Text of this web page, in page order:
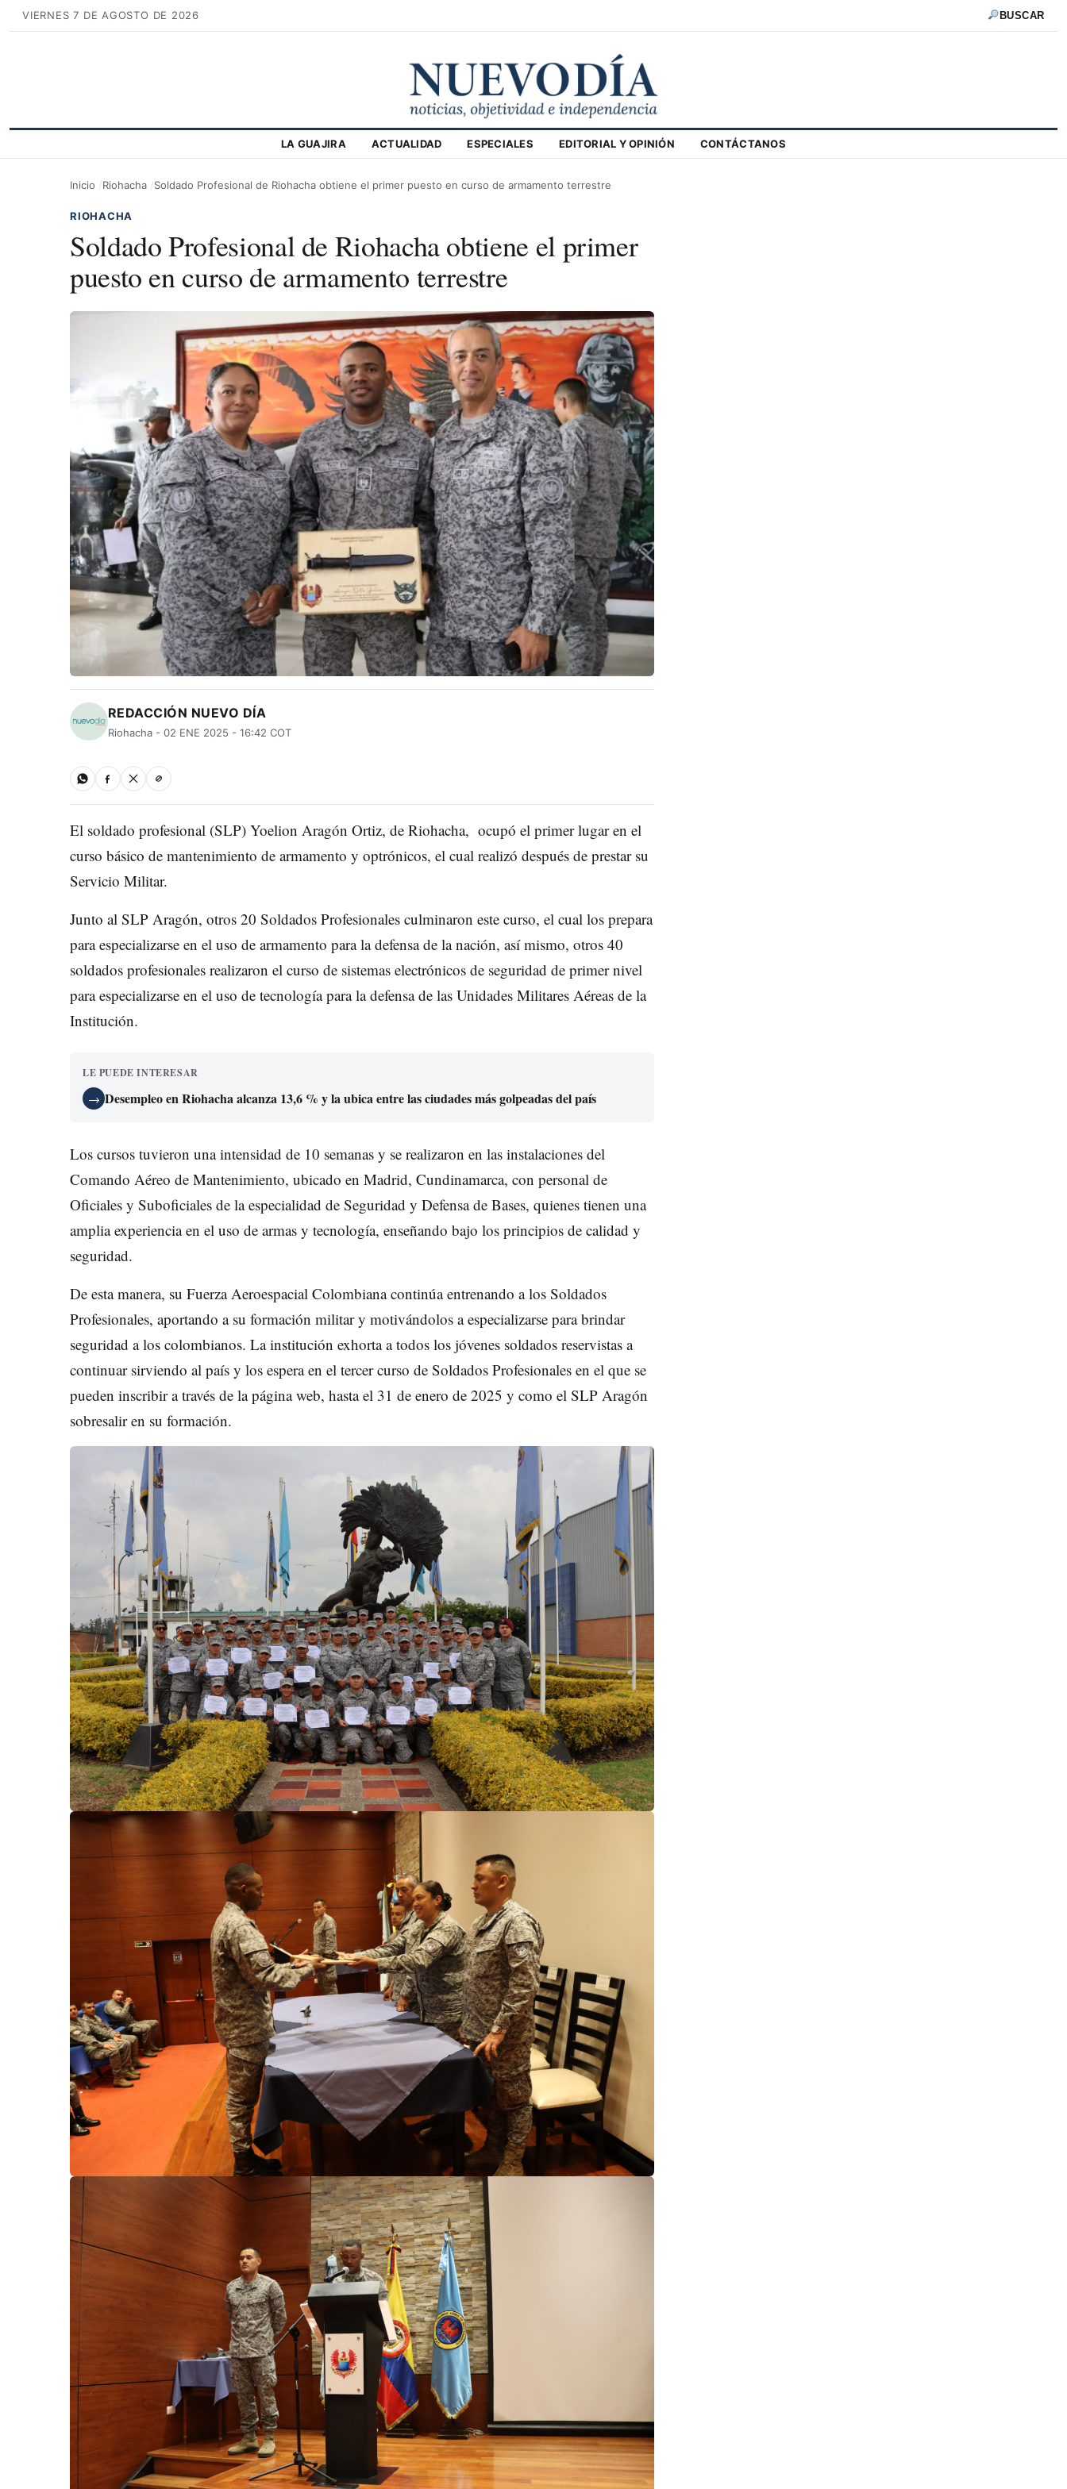
VIERNES 7 DE AGOSTO DE 2026 BUSCAR
LA GUAJIRA ACTUALIDAD ESPECIALES EDITORIAL Y OPINIÓN CONTÁCTANOS
Inicio Riohacha Soldado Profesional de Riohacha obtiene el primer puesto en curso de armamento terrestre
RIOHACHA
Soldado Profesional de Riohacha obtiene el primer
puesto en curso de armamento terrestre
REDACCIÓN NUEVO DÍA
Riohacha - 02 ENE 2025 - 16:42 COT
El soldado profesional (SLP) Yoelion Aragón Ortiz, de Riohacha, ocupó el primer lugar en el
curso básico de mantenimiento de armamento y optrónicos, el cual realizó después de prestar su
Servicio Militar.
Junto al SLP Aragón, otros 20 Soldados Profesionales culminaron este curso, el cual los prepara
para especializarse en el uso de armamento para la defensa de la nación, así mismo, otros 40
soldados profesionales realizaron el curso de sistemas electrónicos de seguridad de primer nivel
para especializarse en el uso de tecnología para la defensa de las Unidades Militares Aéreas de la
Institución.
LE PUEDE INTERESAR
→ Desempleo en Riohacha alcanza 13,6 % y la ubica entre las ciudades más golpeadas del país
Los cursos tuvieron una intensidad de 10 semanas y se realizaron en las instalaciones del
Comando Aéreo de Mantenimiento, ubicado en Madrid, Cundinamarca, con personal de
Oficiales y Suboficiales de la especialidad de Seguridad y Defensa de Bases, quienes tienen una
amplia experiencia en el uso de armas y tecnología, enseñando bajo los principios de calidad y
seguridad.
De esta manera, su Fuerza Aeroespacial Colombiana continúa entrenando a los Soldados
Profesionales, aportando a su formación militar y motivándolos a especializarse para brindar
seguridad a los colombianos. La institución exhorta a todos los jóvenes soldados reservistas a
continuar sirviendo al país y los espera en el tercer curso de Soldados Profesionales en el que se
pueden inscribir a través de la página web, hasta el 31 de enero de 2025 y como el SLP Aragón
sobresalir en su formación.